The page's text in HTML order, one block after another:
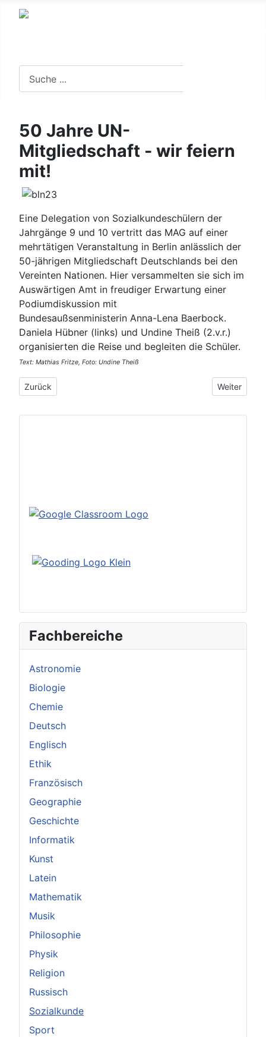
Fachbereiche
Astronomie
Biologie
Chemie
Deutsch
Englisch
Ethik
Französisch
Geographie
Geschichte
Informatik
Kunst
Latein
Mathematik
Musik
Philosophie
Physik
Religion
Russisch
Sozialkunde
Sport
50 Jahre UN-
Mitgliedschaft - wir feiern
mit!
Eine Delegation von Sozialkundeschülern der
Jahrgänge 9 und 10 vertritt das MAG auf einer
mehrtätigen Veranstaltung in Berlin anlässlich der
50-jährigen Mitgliedschaft Deutschlands bei den
Vereinten Nationen. Hier versammelten sie sich im
Auswärtigen Amt in freudiger Erwartung einer
Podiumdiskussion mit
Bundesaußsenministerin Anna-Lena Baerbock.
Daniela Hübner (links) und Undine Theiß (2.v.r.)
organisierten die Reise und begleiten die Schüler.
Text: Mathias Fritze, Foto: Undine Theiß
Vorheriger Beitrag: Was essen wir morgen?
Zurück Nächster
Weiter